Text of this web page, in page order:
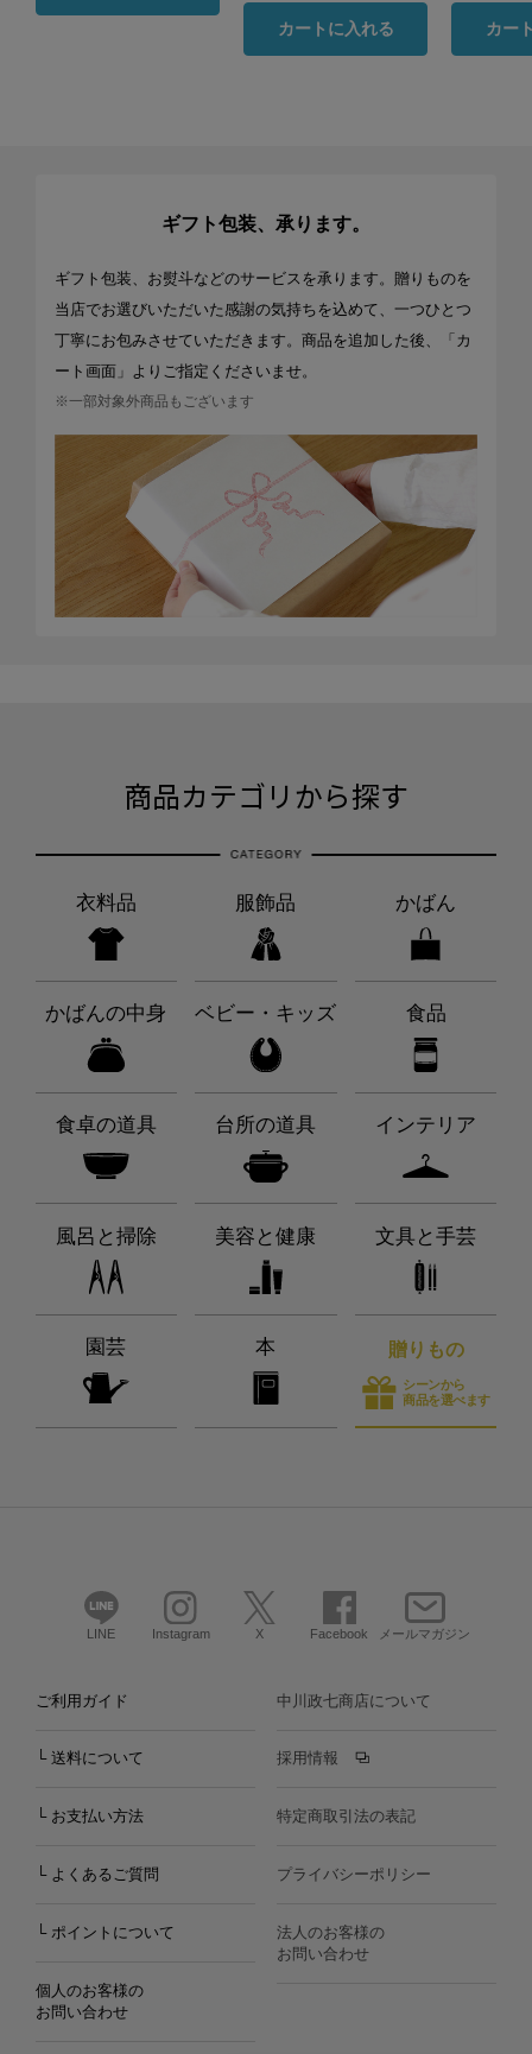
カートに入れる カー
ギフト包装、承ります。
ギフト包装、お熨斗などのサービスを承ります。贈りものを
当店でお選びいただいた感謝の気持ちを込めて、一つひとつ
丁寧にお包みさせていただきます。商品を追加した後、「カ
ート画面」よりご指定くださいませ。
※一部対象外商品もございます
商品カテゴリから探す
衣料品 服飾品 かばん
かばんの中身 ベビー・キッズ 食品
食卓の道具 台所の道具 インテリア
風呂と掃除 美容と健康 文具と手芸
園芸 本 贈りもの
シーンから
商品を選べます
LINE Instagram X Facebook メールマガジン
ご利用ガイド
└ 送料について
└ お支払い方法
└ よくあるご質問
└ ポイントについて
個人のお客様の
お問い合わせ
中川政七商店について
採用情報
特定商取引法の表記
プライバシーポリシー
法人のお客様の
お問い合わせ